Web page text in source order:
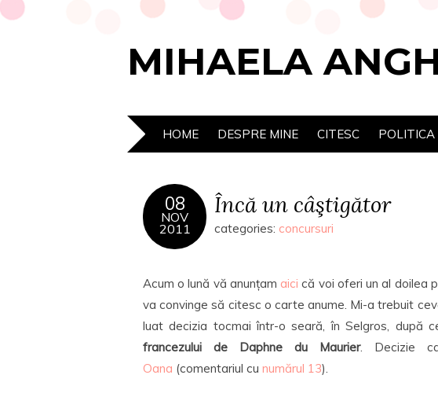
MIHAELA
HOME DESPRE MINE CITESC POLITICA
08
NOV
2011
Încă un câştigător
categories: concursuri
Acum o lună vă anunțam aici că voi oferi un al doilea
va convinge să citesc o carte anume. Mi-a trebuit
luat decizia tocmai într-o seară, în Selgros, după
francezului de Daphne du Maurier. Decizie
Oana (comentariul cu numărul 13).